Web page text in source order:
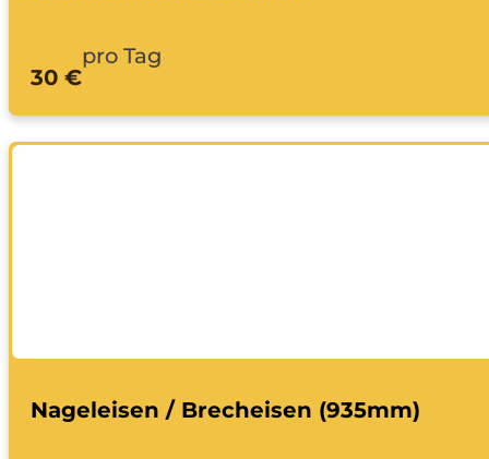
30 €
pro Tag
Nageleisen / Brecheisen (935mm)